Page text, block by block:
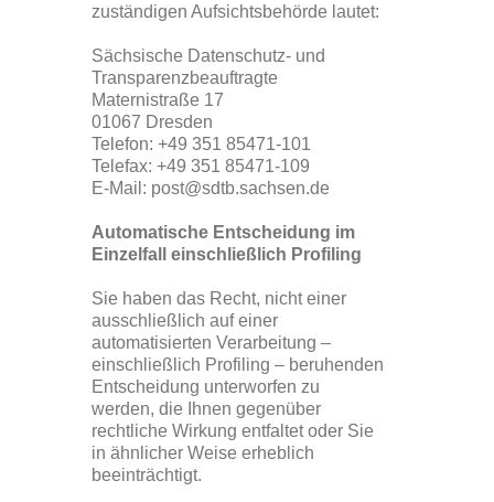
zuständigen Aufsichtsbehörde lautet:
Sächsische Datenschutz- und
Transparenzbeauftragte
Maternistraße 17
01067 Dresden
Telefon: +49 351 85471-101
Telefax: +49 351 85471-109
E-Mail: post@sdtb.sachsen.de
Automatische Entscheidung im
Einzelfall einschließlich Profiling
Sie haben das Recht, nicht einer
ausschließlich auf einer
automatisierten Verarbeitung –
einschließlich Profiling – beruhenden
Entscheidung unterworfen zu
werden, die Ihnen gegenüber
rechtliche Wirkung entfaltet oder Sie
in ähnlicher Weise erheblich
beeinträchtigt.